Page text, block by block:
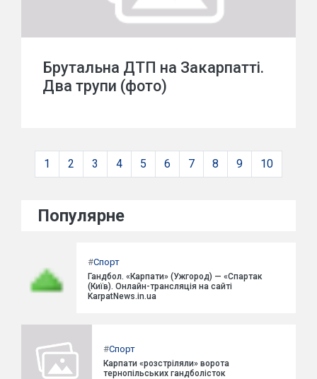
Брутальна ДТП на Закарпатті.
Два трупи (фото)
1 2 3 4 5 6 7 8 9 10
Популярне
#Спорт
Гандбол. «Карпати» (Ужгород) — «Спартак
(Київ). Онлайн-трансляція на сайті
KarpatNews.in.ua
#Спорт
Карпати «розстріляли» ворота
тернопільських гандболісток